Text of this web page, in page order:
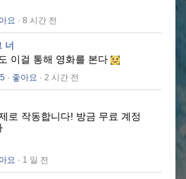
요 · 8 시간 전
너
이걸 통해 영화를 본다
· 좋아요 · 2 시간 전
로 작동합니다! 방금 무료 계정
요 · 1 일 전